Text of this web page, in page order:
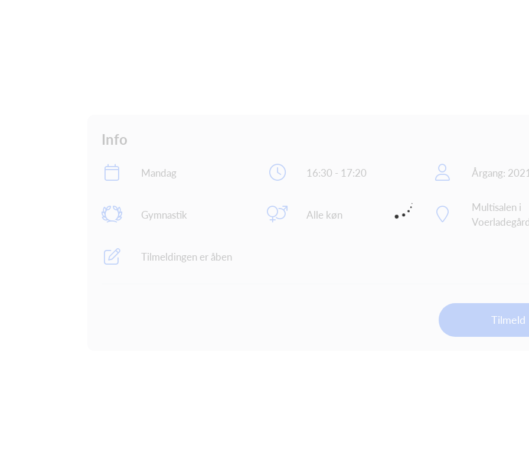
Info
Mandag 16:30 - 17:20 Årgang:
Gymnastik Alle køn
Multisalen i
Voerladegård
Tilmeldingen er åben
Tilmeld